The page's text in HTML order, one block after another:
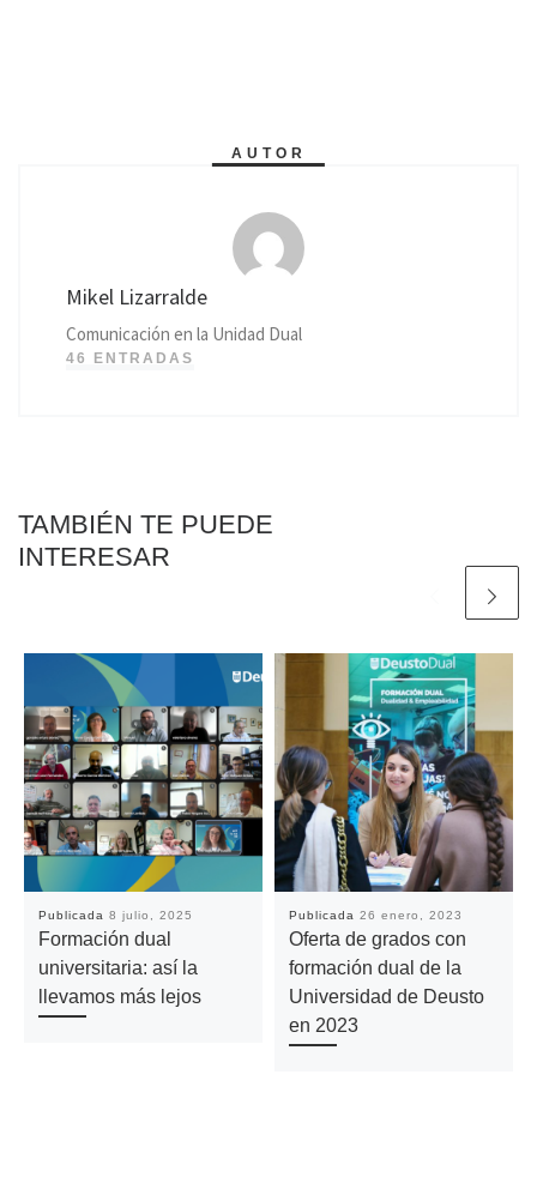
AUTOR
Mikel Lizarralde
Comunicación en la Unidad Dual
46 ENTRADAS
TAMBIÉN TE PUEDE
INTERESAR
Publicada 8 julio, 2025
Formación dual
universitaria: así la
llevamos más lejos
Publicada 26 enero, 2023
Oferta de grados con
formación dual de la
Universidad de Deusto
en 2023